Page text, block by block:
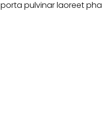
pulvinar laoreet